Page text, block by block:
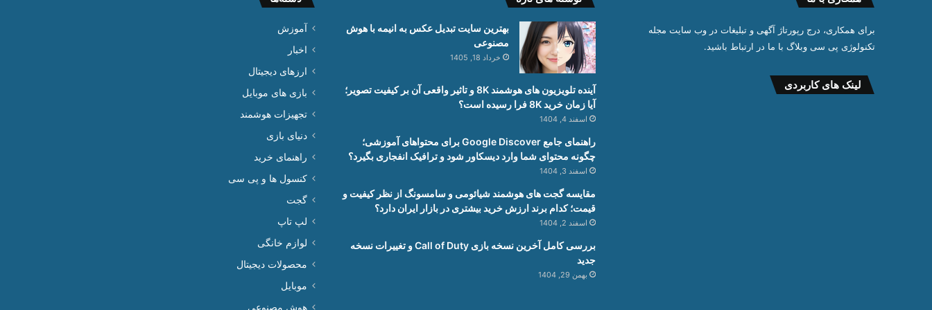
برای همکاری، درج رپورتاژ آگهی و تبلیغات در وب سایت مجله
تکنولوژی پی سی وبلاگ با ما در ارتباط باشید.
لینک های کاربردی
بهترین سایت تبدیل عکس به انیمه با هوش
مصنوعی
خرداد 18, 1405
آینده تلویزیون های هوشمند 8K و تاثیر واقعی آن بر کیفیت تصویر؛
آیا زمان خرید 8K فرا رسیده است؟
اسفند 4, 1404
راهنمای جامع Google Discover برای محتواهای آموزشی؛
چگونه محتوای شما وارد دیسکاور شود و ترافیک انفجاری بگیرد؟
اسفند 3, 1404
مقایسه گجت های هوشمند شیائومی و سامسونگ از نظر کیفیت و
قیمت؛ کدام برند ارزش خرید بیشتری در بازار ایران دارد؟
اسفند 2, 1404
بررسی کامل آخرین نسخه بازی Call of Duty و تغییرات نسخه
جدید
بهمن 29, 1404
آموزش
اخبار
ارزهای دیجیتال
بازی های موبایل
تجهیزات هوشمند
دنیای بازی
راهنمای خرید
کنسول ها و پی سی
گجت
لپ تاپ
لوازم خانگی
محصولات دیجیتال
موبایل
هوش مصنوعی